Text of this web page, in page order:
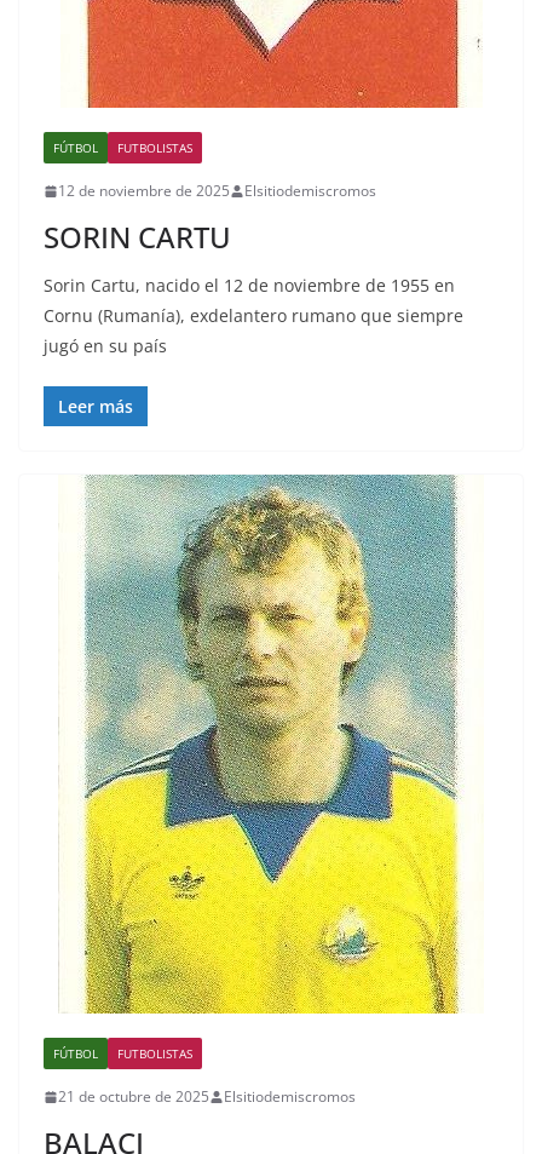
FÚTBOL FUTBOLISTAS
12 de noviembre de 2025 Elsitiodemiscromos
SORIN CARTU
Sorin Cartu, nacido el 12 de noviembre de 1955 en
Cornu (Rumanía), exdelantero rumano que siempre
jugó en su país
Leer más
FÚTBOL FUTBOLISTAS
21 de octubre de 2025 Elsitiodemiscromos
BALACI